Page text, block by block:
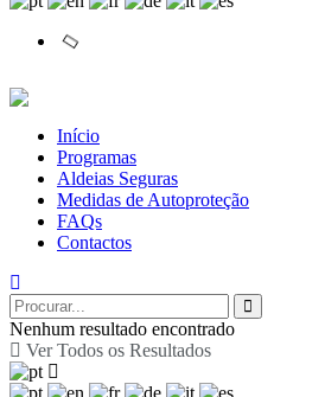
Início
Programas
Aldeias Seguras
Medidas de Autoproteção
FAQs
Contactos
Nenhum resultado encontrado
Ver Todos os Resultados